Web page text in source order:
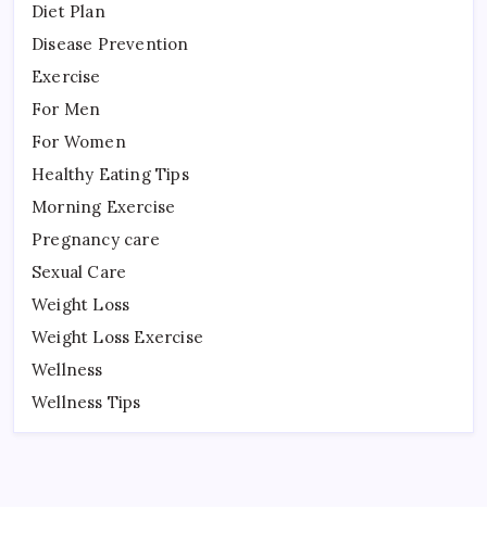
Diet Plan
Disease Prevention
Exercise
For Men
For Women
Healthy Eating Tips
Morning Exercise
Pregnancy care
Sexual Care
Weight Loss
Weight Loss Exercise
Wellness
Wellness Tips